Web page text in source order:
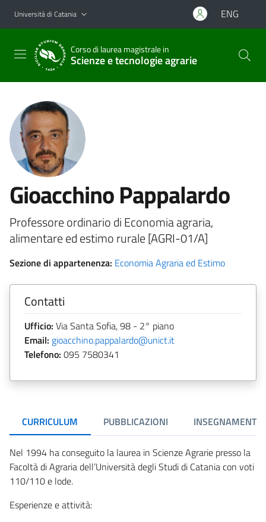
Vai al contenuto principale
Vai al menu di navigazione
Università di Catania ENG
Corso di laurea magistrale in
Scienze e tecnologie agrarie
Gioacchino Pappalardo
Professore ordinario di Economia agraria,
alimentare ed estimo rurale [AGRI-01/A]
Sezione di appartenenza: Economia Agraria ed Estimo
Contatti
Ufficio: Via Santa Sofia, 98 - 2° piano
Email: gioacchino.pappalardo@unict.it
Telefono: 095 7580341
CURRICULUM PUBBLICAZIONI INSEGNAMENTI
Nel 1994 ha conseguito la laurea in Scienze Agrarie presso la
Facoltà di Agraria dell’Università degli Studi di Catania con voti
110/110 e lode.
Esperienze e attività: